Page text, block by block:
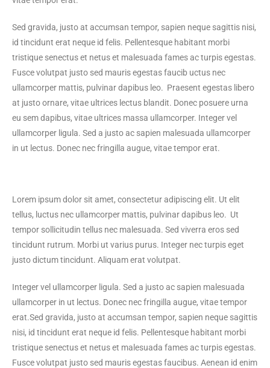
Sed gravida, justo at accumsan tempor, sapien neque sagittis nisi,
id tincidunt erat neque id felis. Pellentesque habitant morbi
tristique senectus et netus et malesuada fames ac turpis egestas.
Fusce volutpat justo sed mauris egestas faucib uctus nec
ullamcorper mattis, pulvinar dapibus leo. Praesent egestas libero
at justo ornare, vitae ultrices lectus blandit. Donec posuere urna
eu sem dapibus, vitae ultrices massa ullamcorper. Integer vel
ullamcorper ligula. Sed a justo ac sapien malesuada ullamcorper
in ut lectus. Donec nec fringilla augue, vitae tempor erat.
Lorem ipsum dolor sit amet, consectetur adipiscing elit. Ut elit
tellus, luctus nec ullamcorper mattis, pulvinar dapibus leo. Ut
tempor sollicitudin tellus nec malesuada. Sed viverra eros sed
tincidunt rutrum. Morbi ut varius purus. Integer nec turpis eget
justo dictum tincidunt. Aliquam erat volutpat.
Integer vel ullamcorper ligula. Sed a justo ac sapien malesuada
ullamcorper in ut lectus. Donec nec fringilla augue, vitae tempor
erat.Sed gravida, justo at accumsan tempor, sapien neque sagittis
nisi, id tincidunt erat neque id felis. Pellentesque habitant morbi
tristique senectus et netus et malesuada fames ac turpis egestas.
Fusce volutpat justo sed mauris egestas faucibus. Aenean id enim